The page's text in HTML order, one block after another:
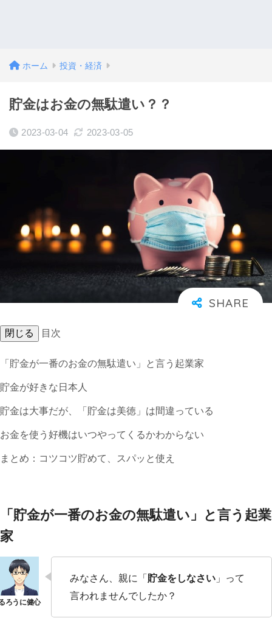
ホーム 投資・経済
貯金はお金の無駄遣い？？
2023-03-04 2023-03-05
閉じる 目次
「貯金が一番のお金の無駄遣い」と言う起業家
貯金が好きな日本人
貯金は大事だが、「貯金は美徳」は間違っている
お金を使う好機はいつやってくるかわからない
まとめ：コツコツ貯めて、スパッと使え
「貯金が一番のお金の無駄遣い」と言う起業
家
みなさん、親に「 貯金をしなさい 」って
言われませんでしたか？